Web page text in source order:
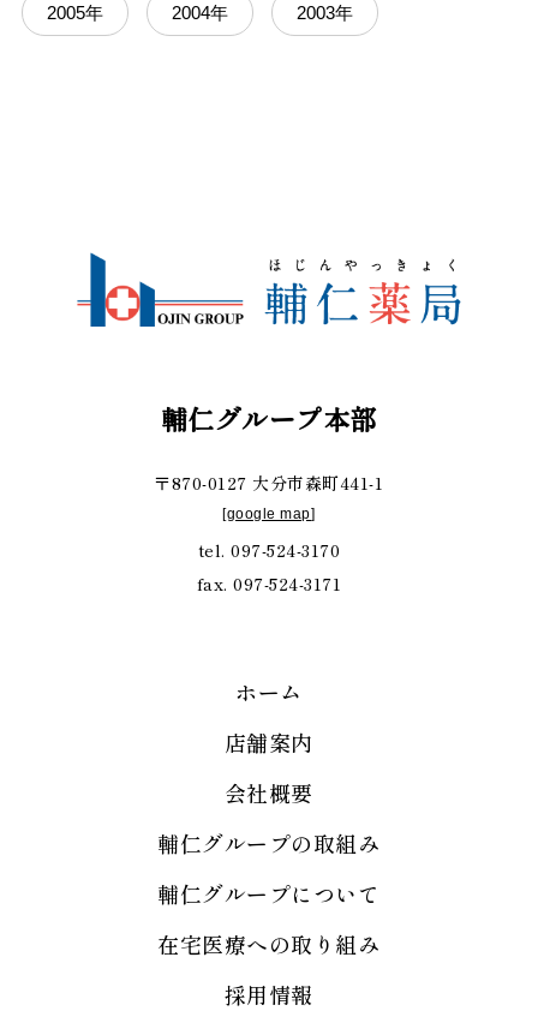
2005年 2004年 2003年
輔仁グループ本部
〒870-0127 大分市森町441-1
[google map]
tel. 097-524-3170
fax. 097-524-3171
ホーム
店舗案内
会社概要
輔仁グループの取組み
輔仁グループについて
在宅医療への取り組み
採用情報